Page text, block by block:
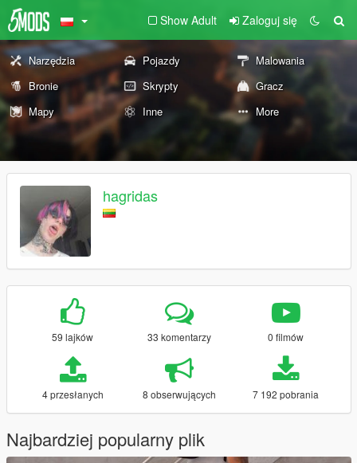
Show Adult Zaloguj się
Narzędzia Pojazdy
Malowania
Bronie
Skrypty
Gracz
Mapy
Inne More
hagridas
59 lajków 33 komentarzy 0 filmów
4 przesłanych 8 obserwujących 7 192 pobrania
Najbardziej popularny plik